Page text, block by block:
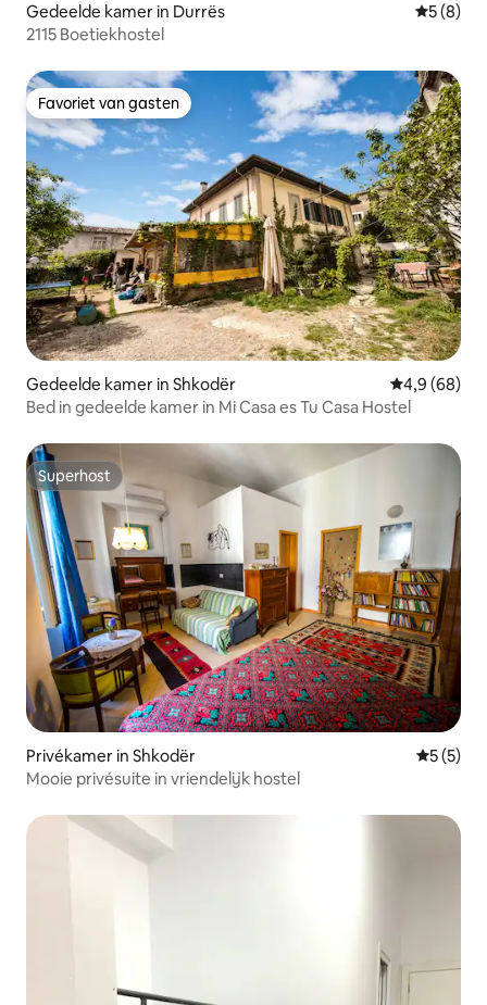
Gedeelde kamer in Durrës
5 (8)
2115 Boetiekhostel
Favoriet van gasten
Favoriet van gasten
Gedeelde kamer in Shkodër Gemiddelde
4,9 (68)
Bed in gedeelde kamer in Mi Casa es Tu Casa Hostel
Superhost
Superhost
Privékamer in Shkodër
5 (5)
Mooie privésuite in vriendelijk hostel